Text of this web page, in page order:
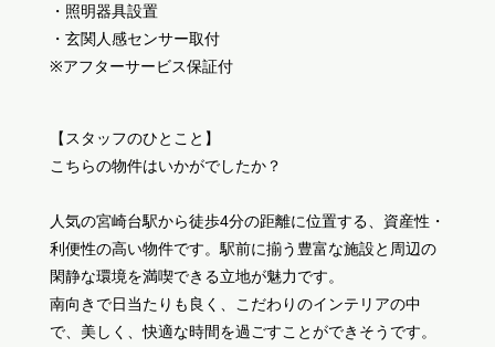
・照明器具設置
・玄関人感センサー取付
※アフターサービス保証付
【スタッフのひとこと】
こちらの物件はいかがでしたか？
人気の宮崎台駅から徒歩4分の距離に位置する、資産性・
利便性の高い物件です。駅前に揃う豊富な施設と周辺の
閑静な環境を満喫できる立地が魅力です。
南向きで日当たりも良く、こだわりのインテリアの中
で、美しく、快適な時間を過ごすことができそうです。